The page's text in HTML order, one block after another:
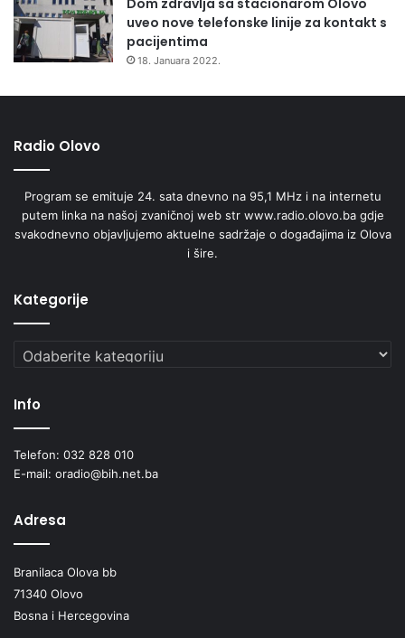
uveo nove telefonske linije za kontakt s
pacijentima
18. Januara 2022.
Radio Olovo
Program se emituje 24. sata dnevno na 95,1 MHz i na internetu
putem linka na našoj zvaničnoj web str www.radio.olovo.ba gdje
svakodnevno objavljujemo aktuelne sadržaje o događajima iz Olova
i šire.
Kategorije
Kategorije
Info
Telefon: 032 828 010
E-mail: oradio@bih.net.ba
Adresa
Branilaca Olova bb
71340 Olovo
Bosna i Hercegovina